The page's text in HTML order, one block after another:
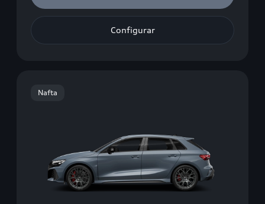
Configurar
Nafta